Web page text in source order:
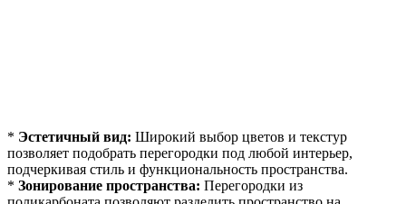
* Эстетичный вид: Широкий выбор цветов и текстур
позволяет подобрать перегородки под любой интерьер,
подчеркивая стиль и функциональность пространства.
* Зонирование пространства: Перегородки из